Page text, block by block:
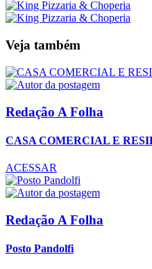
Veja também
Redação A Folha
CASA COMERCIAL E
ACESSAR
Redação A Folha
Posto Pandolfi